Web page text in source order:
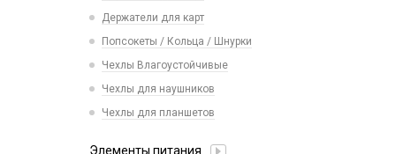
Держатели для карт
Попсокеты / Кольца / Шнурки
Чехлы Влагоустойчивые
Чехлы для наушников
Чехлы для планшетов
Элементы питания